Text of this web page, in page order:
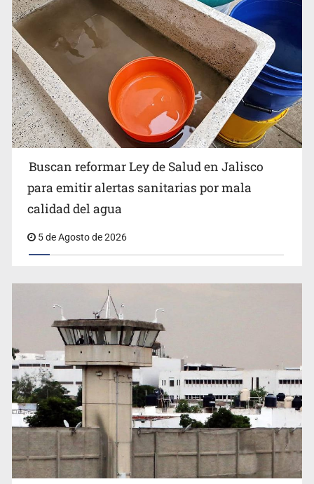
Ken Salazar afirma que no tiene evidencia de vínculos
entre el gobierno de México y el crimen organizado
Sheinbaum se reúnen secretario de Estado del Vaticano
Buscan reformar Ley de Salud en Jalisco
para emitir alertas sanitarias por mala
calidad del agua
5 de Agosto de 2026